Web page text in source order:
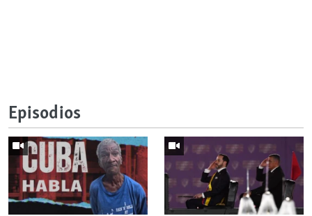
Episodios